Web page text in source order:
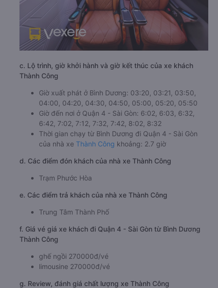
c. Lộ trình, giờ khởi hành và giờ kết thúc của xe khách
Thành Công
Giờ xuất phát ở Bình Dương: 03:20, 03:21, 03:50,
04:00, 04:20, 04:30, 04:50, 05:00, 05:20, 05:50
Giờ đến nơi ở Quận 4 - Sài Gòn: 6:02, 6:03, 6:32,
6:42, 7:02, 7:12, 7:32, 7:42, 8:02, 8:32
Thời gian chạy từ Bình Dương đi Quận 4 - Sài Gòn
của nhà xe Thành Công khoảng: 2.7 giờ
d. Các điểm đón khách của nhà xe Thành Công
Trạm Phước Hòa
e. Các điểm trả khách của nhà xe Thành Công
Trung Tâm Thành Phố
f. Giá vé giá xe khách đi Quận 4 - Sài Gòn từ Bình Dương
Thành Công
ghế ngồi 270000đ/vé
limousine 270000đ/vé
g. Review, đánh giá chất lượng xe Thành Công